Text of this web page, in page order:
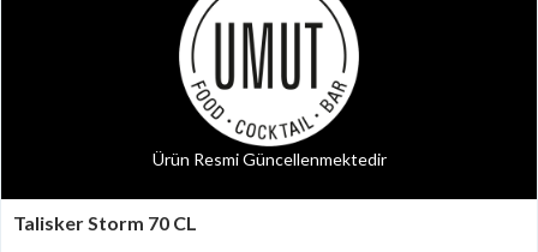
Ürün Resmi Güncellenmektedir
Talisker Storm 70 CL